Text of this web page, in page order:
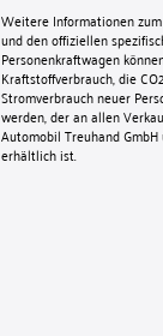
Weitere Informationen
und den offiziellen
Personenkraftwagen
Kraftstoffverbrauch, die
Stromverbrauch neuer
werden, der an allen
Automobil Treuhand
erhältlich ist.